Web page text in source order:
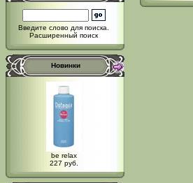
Введите слово для поиска.
Расширенный поиск
Новинки
be relax
227 руб.